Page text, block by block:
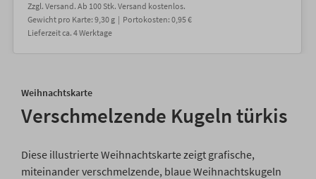
Zzgl. Versand. Ab 100 Stk. Versand kostenlos.
Gewicht pro Karte: 9,30 g | Portokosten: 0,95 €
Lieferzeitca. 4Werktage
Weihnachtskarte
Verschmelzende Kugeln türkis
Diese illustrierte Weihnachtskarte zeigt grafische,
miteinander verschmelzende, blaue Weihnachtskugeln